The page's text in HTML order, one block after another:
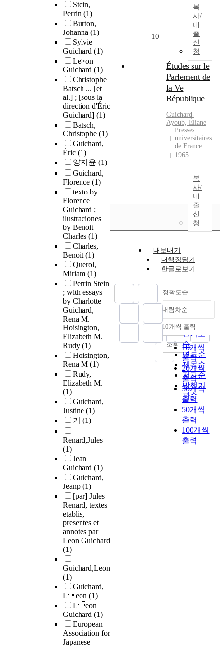
Stein,
Perrin (1)
Burton,
Johanna (1)
Sylvie
Guichard (1)
Le>on
Guichard (1)
Christophe
Batsch ... [et
al.] ; [sous la
direction d'Éric
Guichard] (1)
Batsch,
Christophe (1)
Guichard,
Éric (1)
양지윤 (1)
Guichard,
Florence (1)
texto by
Florence
Guichard ;
ilustraciones
by Benoit
Charles (1)
Charles,
Benoit(1)
Querol,
Miriam (1)
Perrin Stein
; with essays
by Charlotte
Guichard,
Rena M.
Hoisington,
Elizabeth M.
Rudy (1)
Hoisington,
Rena M (1)
Rudy,
Elizabeth M.
(1)
Guichard,
Justine (1)
기 (1)
Renard,Jules
(1)
Jean
Guichard (1)
Guichard,
Jeanp (1)
[par] Jules
Renard, textes
etablis,
presentes et
annotes par
Leon Guichard
(1)
Guichard,Leon
(1)
Guichard,
Leon (1)
Leon
Guichard (1)
European
Association for
Japanese
복
사/
대
출
신
청
10
Études sur le
Parlement de
la Ve
République
Guichard-
Ayoub, Éliane
Presses
universitaires
de France
1965
복
사/
대
출
신
청
내보내기
내책장담기
한글로보기
정확도순
정확도
순
인기도
순
연도순
제목순
저자순
발행기
관순
내림차순
내림차순
10개씩 출력
10개씩
출력
20개씩
출력
30개씩
출력
50개씩
출력
100개씩
출력
조회